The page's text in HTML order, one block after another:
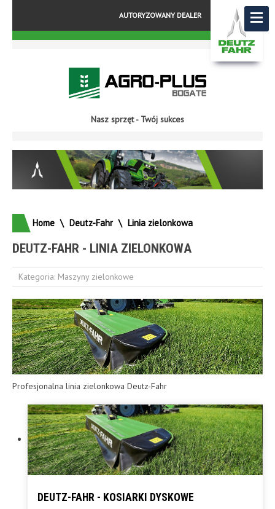
AUTORYZOWANY DEALER
Nasz sprzęt - Twój sukces
Home \ Deutz-Fahr \ Linia zielonkowa
DEUTZ-FAHR - LINIA ZIELONKOWA
Kategoria: Maszyny zielonkowe
Profesjonalna linia zielonkowa Deutz-Fahr
DEUTZ-FAHR - KOSIARKI DYSKOWE